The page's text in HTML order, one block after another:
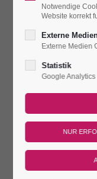
Notwendige
Website korrekt
Externe
Externe Medien
Statistik
Google
21.06.2026
60 Minuten Yoga
den Hügeln.
Spaziergang entlang
Ein wohltuender
Burgzutritt mit